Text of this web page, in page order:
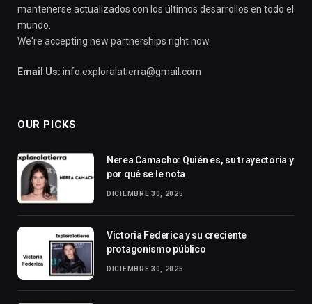
mantenerse actualizados con los últimos desarrollos en todo el
mundo.
We're accepting new partnerships right now.
Email Us: info.exploralatierra@gmail.com
OUR PICKS
Nerea Camacho: Quién es, su trayectoria y
por qué se le nota
DICIEMBRE 30, 2025
Victoria Federica y su creciente
protagonismo público
DICIEMBRE 30, 2025